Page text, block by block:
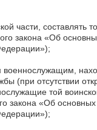
части, составлять
закона «Об
военнослужащим,
(при отсутствии
той
закона «Об основных